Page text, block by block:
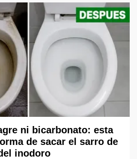
ni bicarbonato: esta
de sacar el sarro de
inodoro